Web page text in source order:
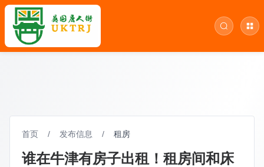
首页 / 发布信息 / 租房
谁在牛津有房子出租！租房间和床